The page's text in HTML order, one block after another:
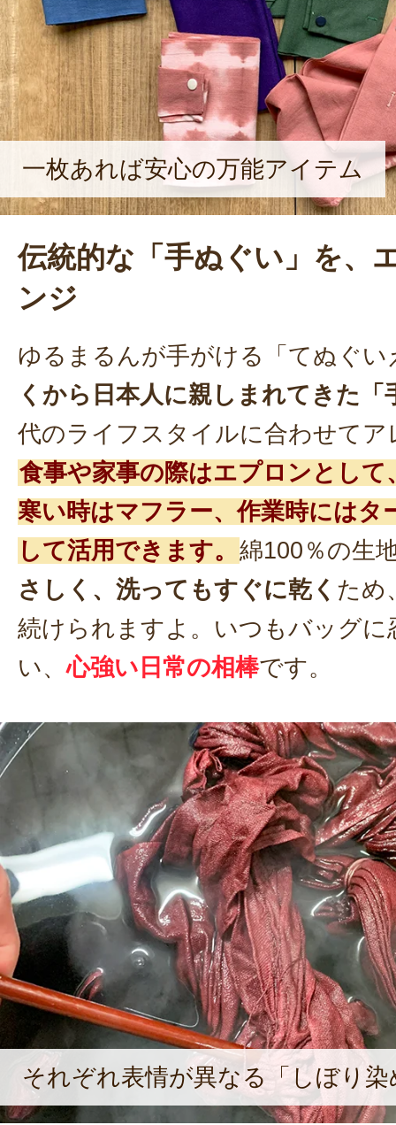
一枚あれば安心の万能アイテム
伝統的な「手ぬぐい」を、
ンジ
ゆるまるんが手がける「てぬぐい
くから日本人に親しまれてきた「
代のライフスタイルに合わせてア
食事や家事の際はエプロンとして
寒い時はマフラー、作業時にはタ
して活用できます。 綿100％の生
さしく、洗ってもすぐに乾く ため
続けられますよ。いつもバッグに
い、心強い日常の相棒です。
それぞれ表情が異なる「しぼり染